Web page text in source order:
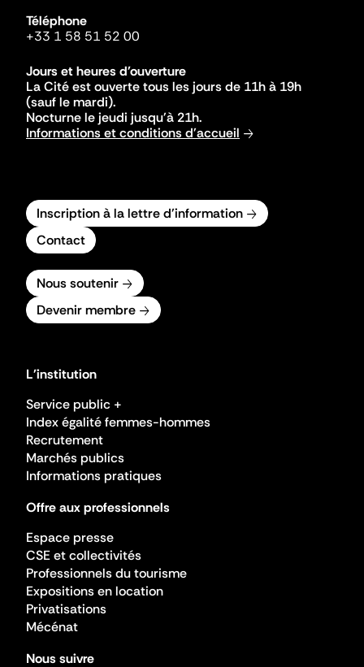
Téléphone
+33 1 58 51 52 00
Jours et heures d'ouverture
La Cité est ouverte tous les jours de 11h à 19h
(sauf le mardi).
Nocturne le jeudi jusqu'à 21h.
Informations et conditions d'accueil
Inscription à la lettre d'information
Contact
Nous soutenir
Devenir membre
L'institution
Service public +
Index égalité femmes-hommes
Recrutement
Marchés publics
Informations pratiques
Offre aux professionnels
Espace presse
CSE et collectivités
Professionnels du tourisme
Expositions en location
Privatisations
Mécénat
Nous suivre